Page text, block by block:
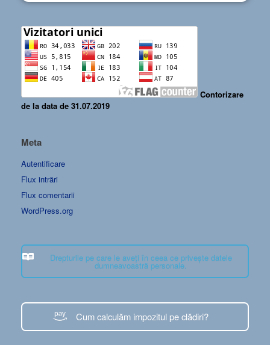
Contorizare
de la data de 31.07.2019
Meta
Autentificare
Flux intrări
Flux comentarii
WordPress.org
Drepturile pe care le aveți în ceea ce privește datele
dumneavoastră personale.
Cum calculăm impozitul pe clădiri?